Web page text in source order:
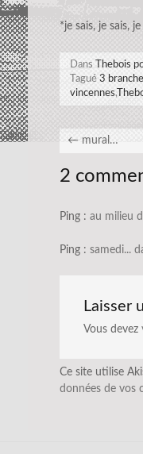
*je sais, je sais,
Dans
Thebois
Tagué 3
vincennes,
← mural…
2
Ping : au milieu
Ping : samedi...
Laisser
Vous devez
Ce site utilise
données de vos